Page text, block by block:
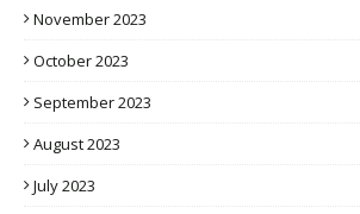
November 2023
October 2023
September 2023
August 2023
July 2023